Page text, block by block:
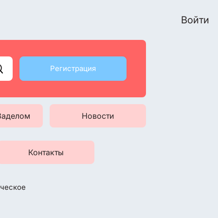
Войти
Регистрация
Новости
Контакты